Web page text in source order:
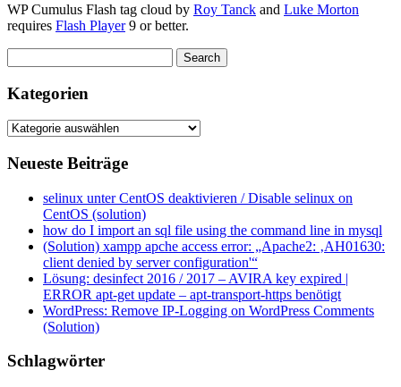
WP Cumulus Flash tag cloud by Roy Tanck and Luke Morton
requires Flash Player9 or better.
Kategorien
Kategorien
Neueste Beiträge
selinux unter CentOS deaktivieren / Disable selinux on
CentOS (solution)
how do I import an sql file using the command line in mysql
(Solution) xampp apche access error: „Apache2: ‚AH01630:
client denied by server configuration'“
Lösung: desinfect 2016 / 2017 – AVIRA key expired |
ERROR apt-get update – apt-transport-https benötigt
WordPress: Remove IP-Logging on WordPress Comments
(Solution)
Schlagwörter